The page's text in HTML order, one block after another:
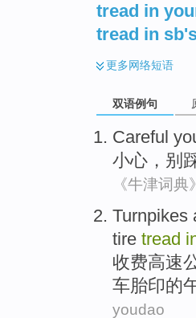
tread in
tread in
更多网络短语
双语例句
Careful
小心 ， 别
《牛津词典》
Turnpikes
tire tread
收费高速
车胎印的
youdao